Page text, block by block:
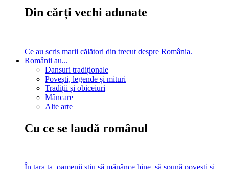
Din cărți vechi adunate
Ce au scris marii călători din trecut despre România.
Românii au...
Dansuri tradiționale
Povești, legende și mituri
Tradiții și obiceiuri
Mâncare
Alte arte
Cu ce se laudă românul
În țara ta, oamenii știu să mănânce bine, să spună povești și